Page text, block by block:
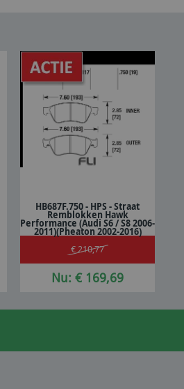
In winkelwagen
HB687F.750 - HPS - Straat
Remblokken Hawk
Performance (Audi S6 / S8 2006-
2011)(Pheaton 2002-2016)
€ 210,77
Nu: € 169,69